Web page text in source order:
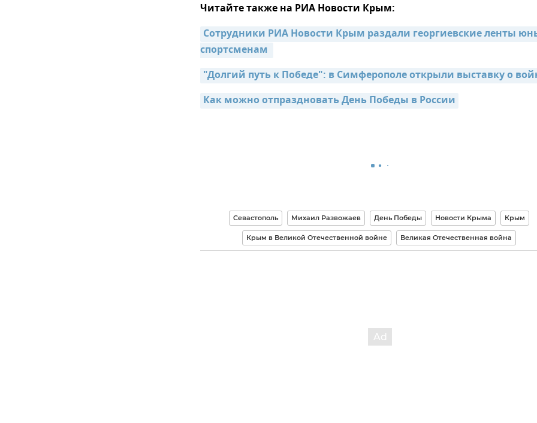
Читайте также на РИА Новости Крым:
Сотрудники РИА Новости Крым раздали георгиевские ленты
спортсменам
"Долгий путь к Победе": в Симферополе открыли выставку о
Как можно отпраздновать День Победы в России
Севастополь Михаил Развожаев День Победы Новости Крыма Крым
Крым в Великой Отечественной войне Великая Отечественная война